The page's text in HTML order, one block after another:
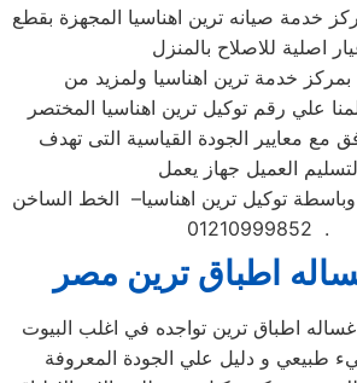
خدمة صيانه ترين اهناسيا المجهزة بقطع
اصلية للاصلاح بالمنزل
خدمة ترين اهناسيا ولمزيد من
مع معايير الجودة القياسية التى تهدف
لتسليم العميل جهاز يعمل
توكيل ترين اهناسيا– الخط الساخن
01210999852 .
اطباق ترين مصر
اطباق ترين تواجده في اغلب البيوت
طبيعي و دليل علي الجودة المعروفة